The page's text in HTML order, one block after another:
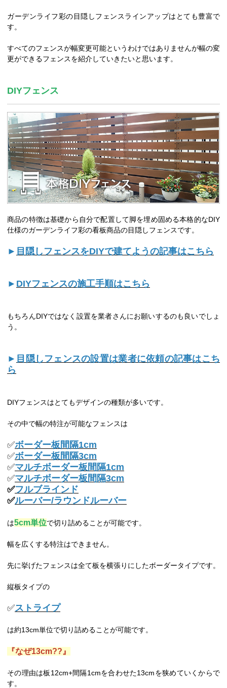
ガーデンライフ彩の目隠しフェンスラインアップはとても豊富で
す。
すべてのフェンスが幅変更可能というわけではありませんが幅の変
更ができるフェンスを紹介していきたいと思います。
DIYフェンス
商品の特徴は基礎から自分で配置して脚を埋め固める本格的なDIY
仕様のガーデンライフ彩の看板商品の目隠しフェンスです。
► 目隠しフェンスをDIYで建てようの記事はこちら
► DIYフェンスの施工手順はこちら
もちろんDIYではなく設置を業者さんにお願いするのも良いでしょ
う。
► 目隠しフェンスの設置は業者に依頼の記事はこち
ら
DIYフェンスはとてもデザインの種類が多いです。
その中で幅の特注が可能なフェンスは
✅ボーダー板間隔1cm
✅ボーダー板間隔3cm
✅マルチボーダー板間隔1cm
✅マルチボーダー板間隔3cm
✅フルブラインド
✅ルーバー/ラウンドルーバー
は5cm単位で切り詰めることが可能です。
幅を広くする特注はできません。
先に挙げたフェンスは全て板を横張りにしたボーダータイプです。
縦板タイプの
✅ストライプ
は約13cm単位で切り詰めることが可能です。
『なぜ13cm??』
その理由は板12cm+間隔1cmを合わせた13cmを狭めていくからで
す。